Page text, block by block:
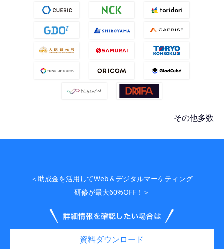
その他多数
＜助成金を活用してWeb＆デジタルマーケティング
研修が最大60%OFF！＞
資料ダウンロード